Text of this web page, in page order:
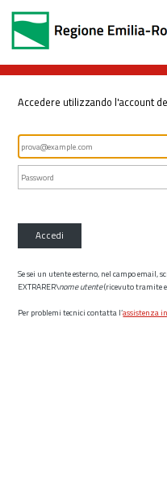
Accedere utilizzando l'account
Accedi
Se sei un utente esterno, nel campo email,
EXTRARER\nome utente(ricevuto tramite
Per problemi tecnici contatta l’assistenza